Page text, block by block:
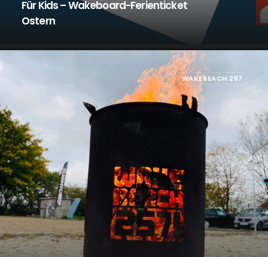
Für Kids – Wakeboard-Ferienticket
Ostern
WAKEBEACH 257